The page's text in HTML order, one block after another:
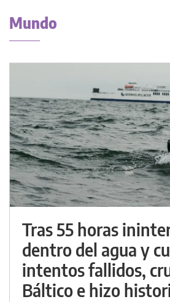
Mundo
Tras 55 horas
dentro del agua y
intentos fallidos,
Báltico e hizo